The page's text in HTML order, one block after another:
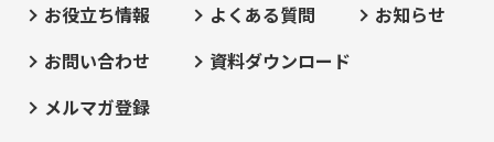
お役立ち情報
よくある質問
お知らせ
お問い合わせ
資料ダウンロード
メルマガ登録